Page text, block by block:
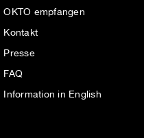
OKTO empfangen
Kontakt
Presse
FAQ
Information in English